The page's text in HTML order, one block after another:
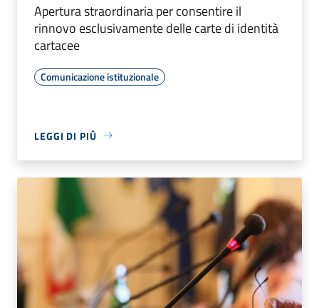
Apertura straordinaria per consentire il
rinnovo esclusivamente delle carte di identità
cartacee
Comunicazione istituzionale
LEGGI DI PIÙ